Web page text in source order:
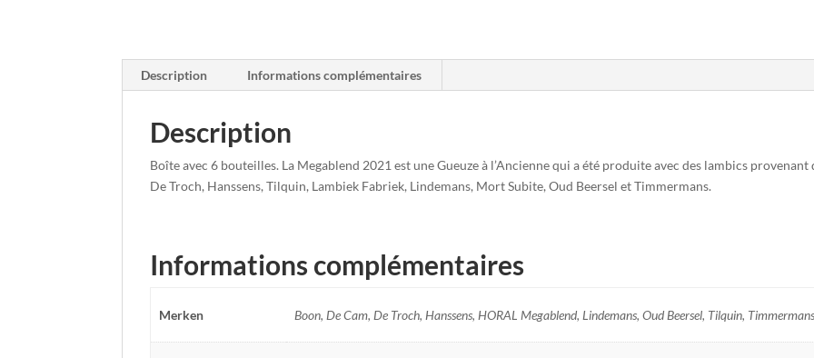
Description Informations complémentaires
Description
Boîte avec 6 bouteilles. La Megablend 2021 est une Gueuze à l’Ancienne qui a été produite avec des lambics
De Troch, Hanssens, Tilquin, Lambiek Fabriek, Lindemans, Mort Subite, Oud Beersel et Timmermans.
Informations complémentaires
Merken Boon, De Cam, De Troch, Hanssens, HORAL Megablend, Lindemans, Oud Beersel, Tilquin, Timmermans